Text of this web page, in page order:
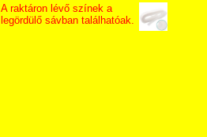
A raktáron lévő színek a
legördülő sávban találhatóak.